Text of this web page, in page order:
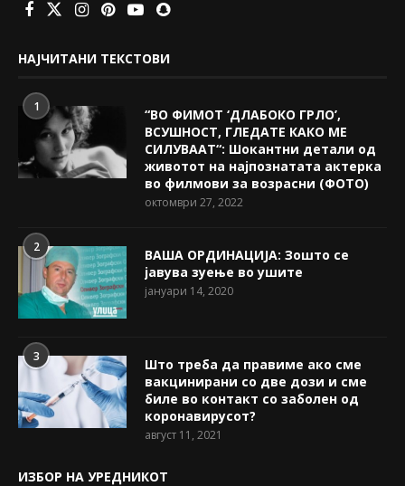
НАЈЧИТАНИ ТЕКСТОВИ
1
“ВО ФИМОТ ‘ДЛАБОКО ГРЛО’,
ВСУШНОСТ, ГЛЕДАТЕ КАКО МЕ
СИЛУВААТ“: Шокантни детали од
животот на најпознатата актерка
во филмови за возрасни (ФОТО)
октомври 27, 2022
2
ВАША ОРДИНАЦИЈА: Зошто се
јавува зуење во ушите
јануари 14, 2020
3
Што треба да правиме ако сме
вакцинирани со две дози и сме
биле во контакт со заболен од
коронавирусот?
август 11, 2021
ИЗБОР НА УРЕДНИКОТ